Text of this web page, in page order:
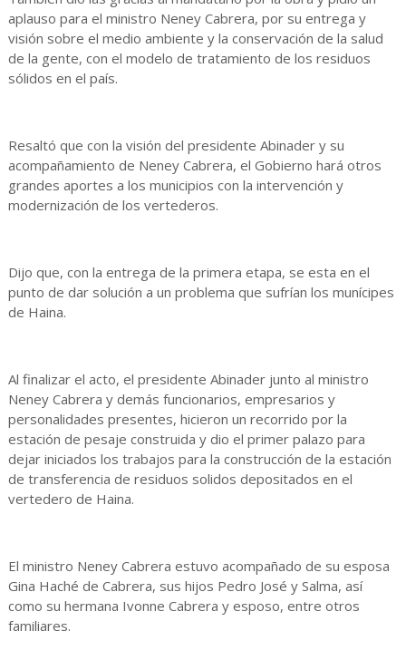
aplauso para el ministro Neney Cabrera, por su entrega y
visión sobre el medio ambiente y la conservación de la salud
de la gente, con el modelo de tratamiento de los residuos
sólidos en el país.
Resaltó que con la visión del presidente Abinader y su
acompañamiento de Neney Cabrera, el Gobierno hará otros
grandes aportes a los municipios con la intervención y
modernización de los vertederos.
Dijo que, con la entrega de la primera etapa, se esta en el
punto de dar solución a un problema que sufrían los munícipes
de Haina.
Al finalizar el acto, el presidente Abinader junto al ministro
Neney Cabrera y demás funcionarios, empresarios y
personalidades presentes, hicieron un recorrido por la
estación de pesaje construida y dio el primer palazo para
dejar iniciados los trabajos para la construcción de la estación
de transferencia de residuos solidos depositados en el
vertedero de Haina.
El ministro Neney Cabrera estuvo acompañado de su esposa
Gina Haché de Cabrera, sus hijos Pedro José y Salma, así
como su hermana Ivonne Cabrera y esposo, entre otros
familiares.